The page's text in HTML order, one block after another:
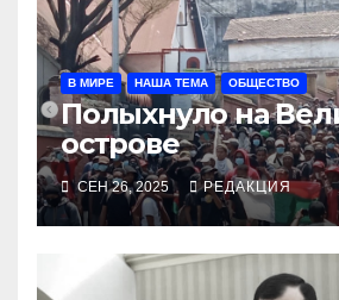
В МИРЕ НАША ТЕМА ОБЩЕСТВО
Полыхнуло на
острове
СЕН 26, 2025 РЕДАКЦИЯ